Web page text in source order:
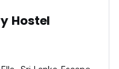
Hostel